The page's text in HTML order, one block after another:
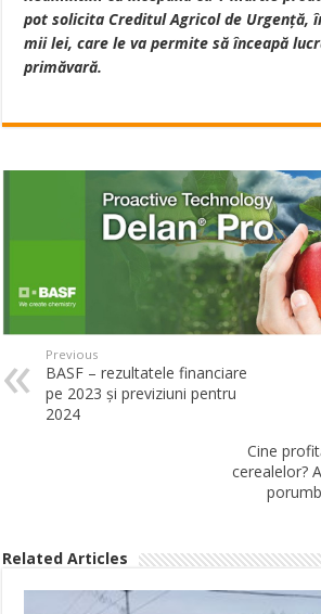
pot solicita Creditul Agricol de Urgență,
mii lei, care le va permite să înceapă
primăvară.
Previous
BASF – rezultatele financiare
pe 2023 și previziuni pentru
2024
Cine
cerealelor?
Related Articles